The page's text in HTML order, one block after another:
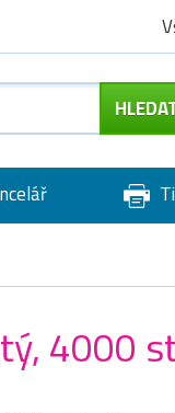
4000